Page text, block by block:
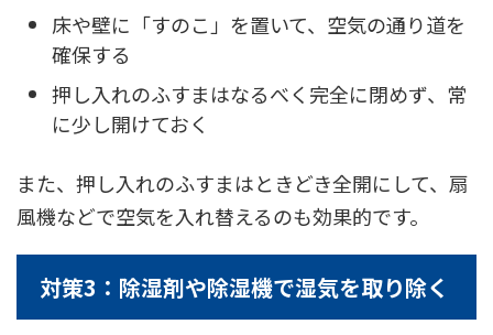
床や壁に「すのこ」を置いて、空気の通り道を
確保する
押し入れのふすまはなるべく完全に閉めず、常
に少し開けておく
また、押し入れのふすまはときどき全開にして、扇
風機などで空気を入れ替えるのも効果的です。
対策3：除湿剤や除湿機で湿気を取り除く